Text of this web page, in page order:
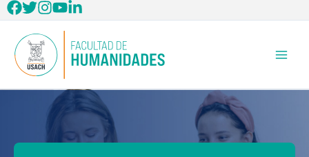
al
contenido